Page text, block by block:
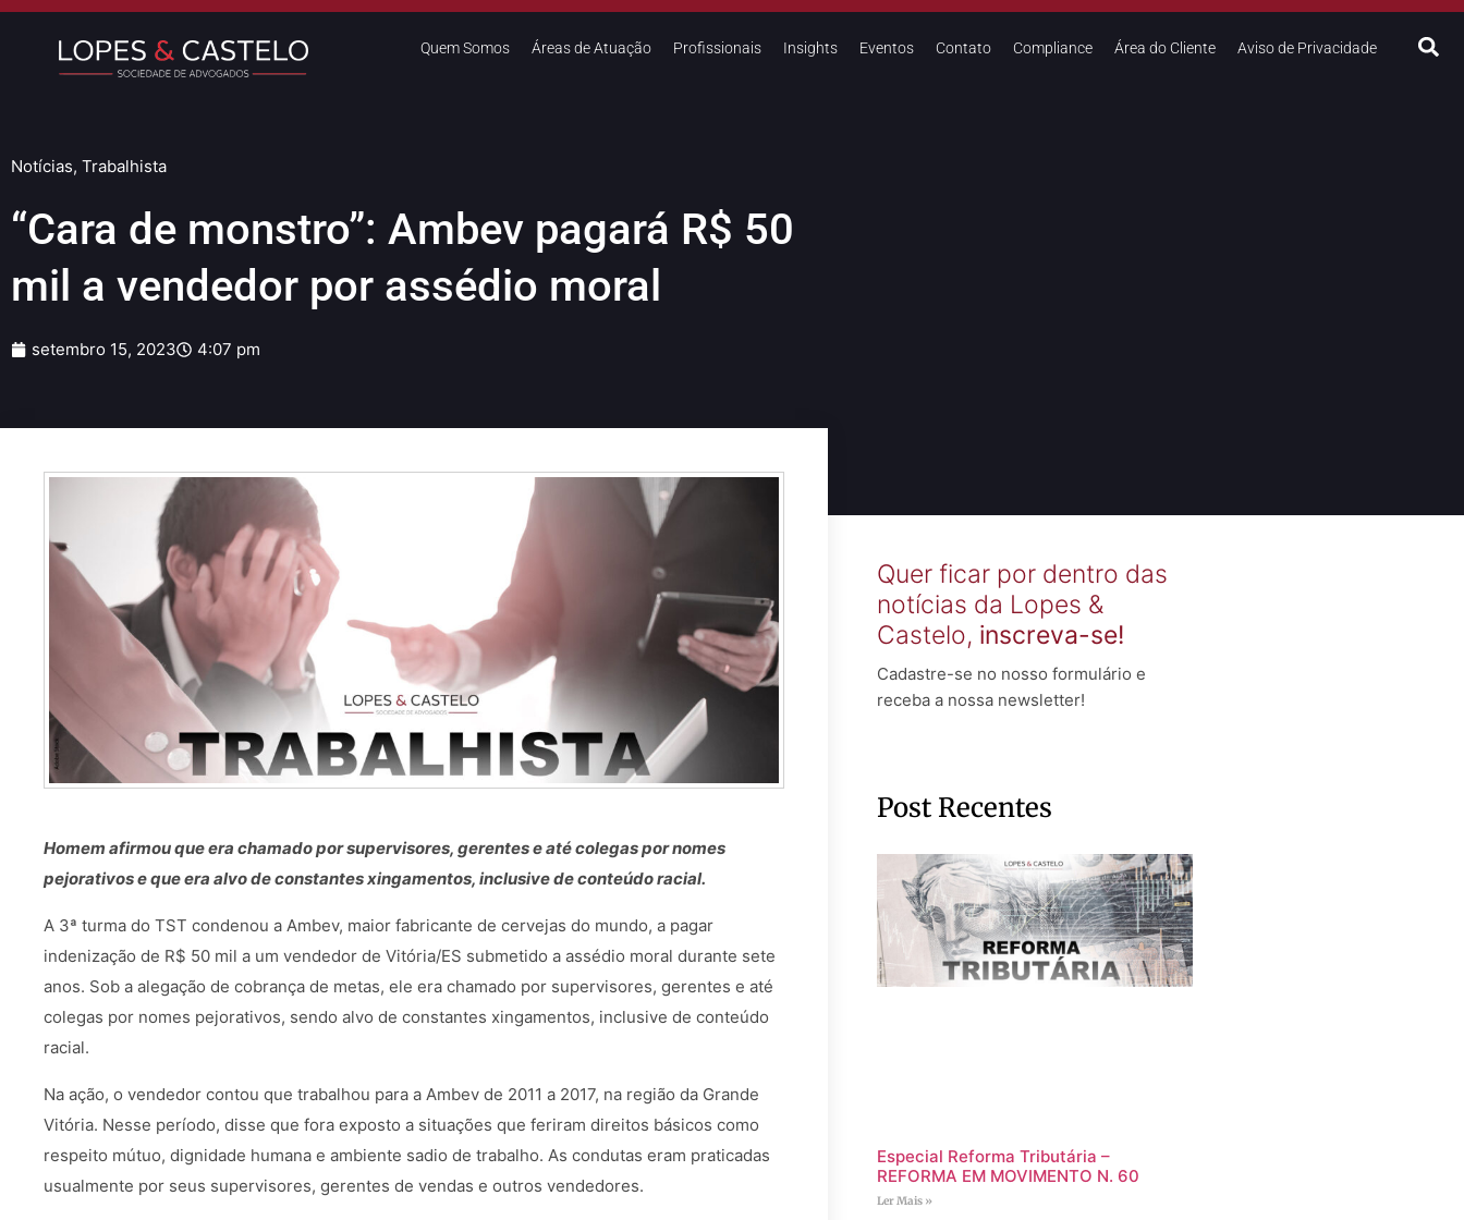
Quem Somos Áreas de Atuação Profissionais Insights Eventos Contato Compliance Área do Cliente Aviso de Privacidade
Notícias, Trabalhista
“Cara de monstro”: Ambev pagará R$ 50
mil a vendedor por assédio moral
setembro 15, 2023 4:07 pm
Homem afirmou que era chamado por supervisores, gerentes e até colegas por nomes
pejorativos e que era alvo de constantes xingamentos, inclusive de conteúdo racial.
A 3ª turma do TST condenou a Ambev, maior fabricante de cervejas do mundo, a pagar
indenização de R$ 50 mil a um vendedor de Vitória/ES submetido a assédio moral durante sete
anos. Sob a alegação de cobrança de metas, ele era chamado por supervisores, gerentes e até
colegas por nomes pejorativos, sendo alvo de constantes xingamentos, inclusive de conteúdo
racial.
Na ação, o vendedor contou que trabalhou para a Ambev de 2011 a 2017, na região da Grande
Vitória. Nesse período, disse que fora exposto a situações que feriram direitos básicos como
respeito mútuo, dignidade humana e ambiente sadio de trabalho. As condutas eram praticadas
usualmente por seus supervisores, gerentes de vendas e outros vendedores.
Quer ficar por dentro das
notícias da Lopes &
Castelo, inscreva-se!
Cadastre-se no nosso formulário e
receba a nossa newsletter!
Post Recentes
Especial Reforma Tributária –
REFORMA EM MOVIMENTO N. 60
Ler Mais »